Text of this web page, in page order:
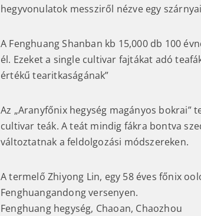
hegyvonulatok messziről nézve egy
A Fenghuang Shanban kb 15,000 db 100
él. Ezeket a single cultivar fajtákat adó
értékű tearitkaságának”
Az „Aranyfőnix hegység magányos bokrai”
cultivar teák. A teát mindig fákra bontva
változtatnak a feldolgozási módszereken.
A termelő Zhiyong Lin, egy 58 éves főnix
Fenghuangandong versenyen.
Fenghuang hegység, Chaoan, Chaozhou